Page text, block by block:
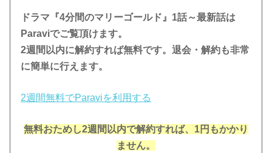
ドラマ『4分間のマリーゴールド』1話～最新話は
Paraviでご覧頂けます。
2週間以内に解約すれば無料です。退会・解約も非常
に簡単に行えます。
2週間無料でParaviを利用する
無料おためし2週間 以内で解約すれば、1円もかかり
ません。